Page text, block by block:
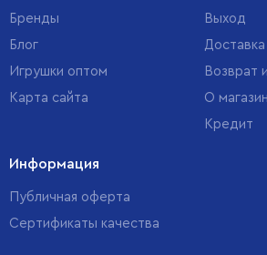
Бренды
Блог
Игрушки оптом
Карта сайта
Выход
Возврат
О
Кредит
Информация
Публичная оферта
Сертификаты качества